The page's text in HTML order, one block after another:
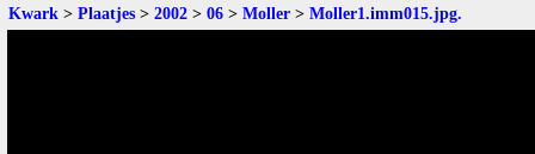
Kwark > Plaatjes > 2002 > 06 > Moller > Moller1.imm015.jpg.